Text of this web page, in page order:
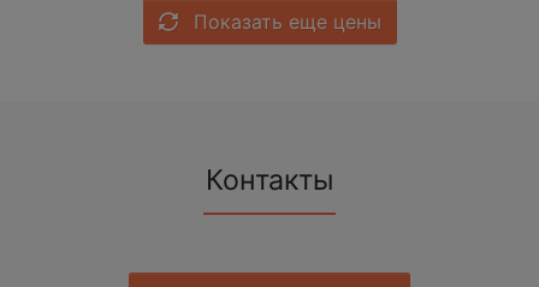
Показать еще цены
Контакты